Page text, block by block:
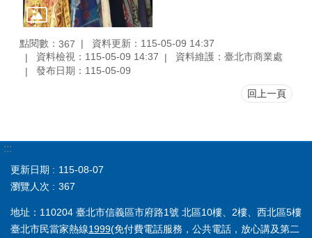
點閱數： 367
資料更新：115-05-09 14:37
資料檢視：115-05-09 14:37
資料維護：臺北市商業處
發布日期：115-05-09
回上一頁
:::
更新日期
115-08-07
瀏覽人次
367
地址：110204 臺北市信義區市府路1號 北區10樓、2樓、西北區5樓
臺北市民當家熱線1999(免付費電話服務，公共電話，放心講及第二